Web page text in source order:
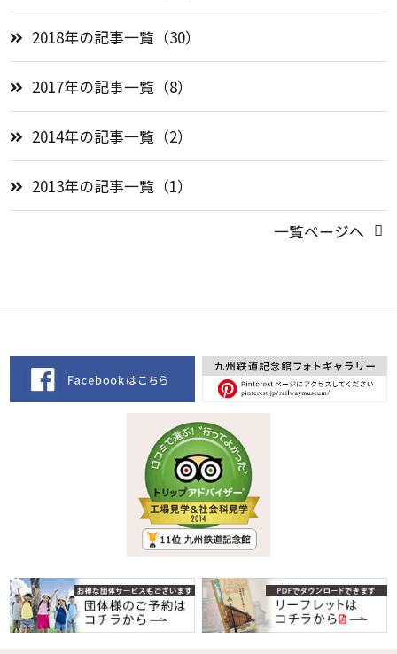
2018年の記事一覧（30）
2017年の記事一覧（8）
2014年の記事一覧（2）
2013年の記事一覧（1）
一覧ページへ